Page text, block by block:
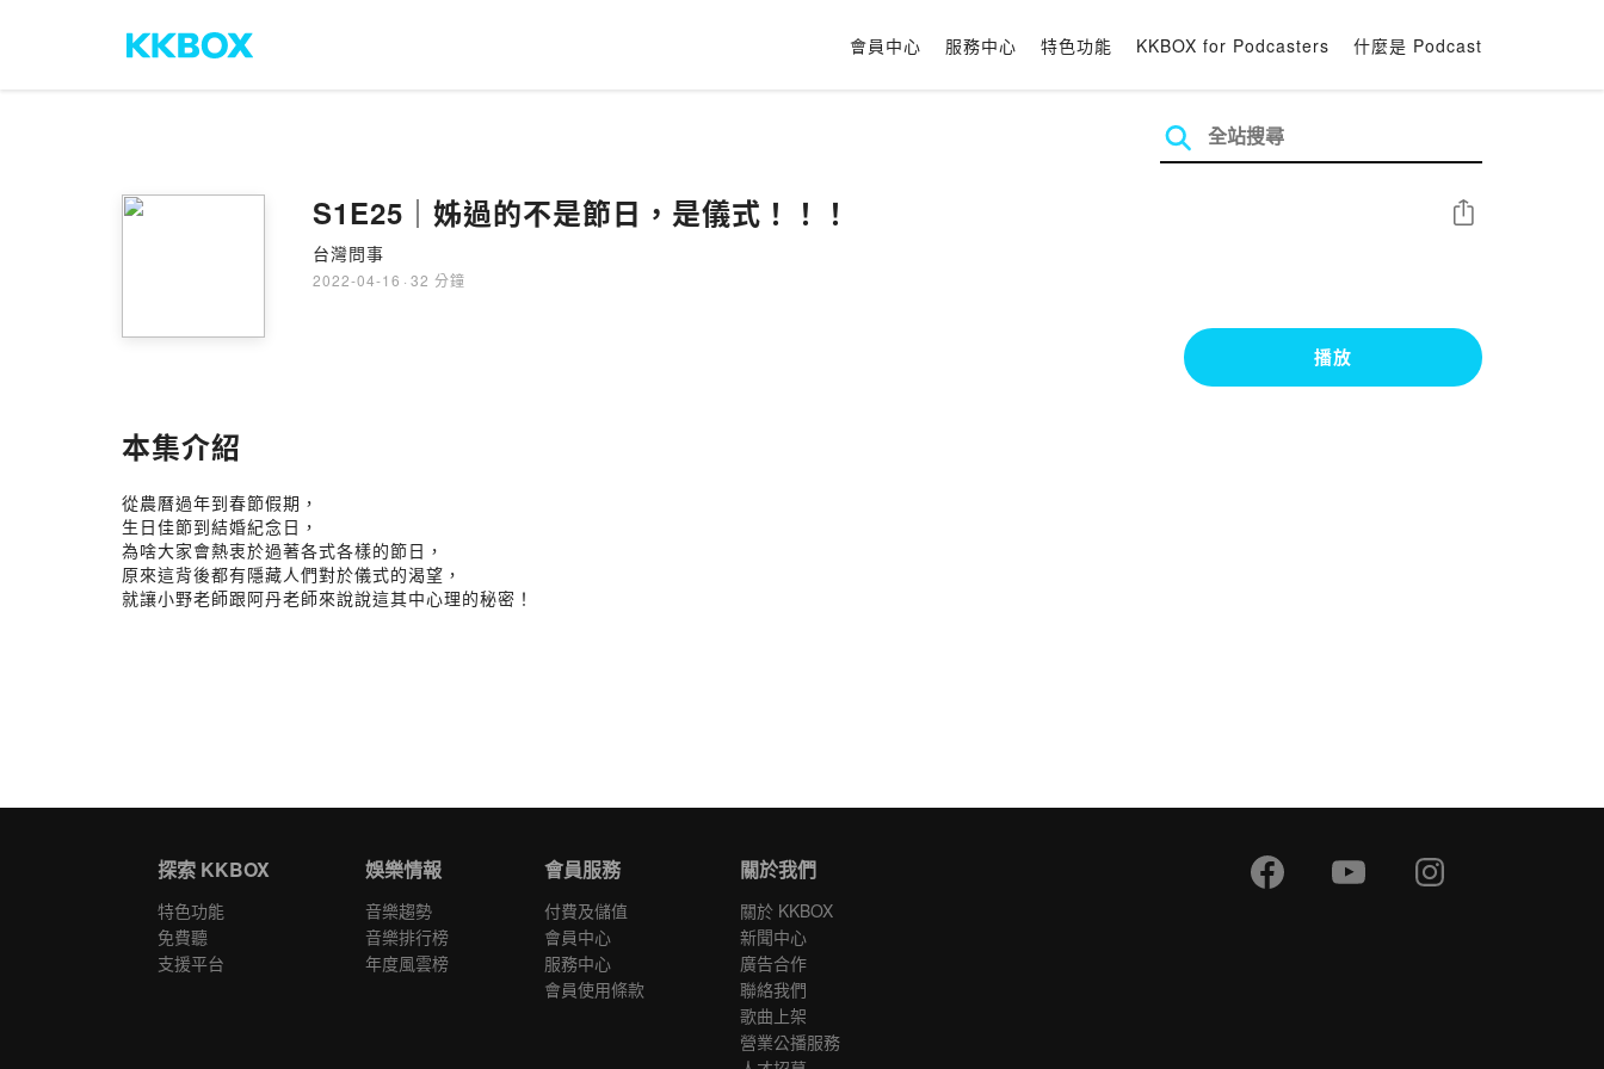
會員中心 服務中心 特色功能 KKBOX for Podcasters 什麼是 Podcast
S1E25｜姊過的不是節日，是儀式！！！
台灣問事
2022-04-16 · 32 分鐘
分享
播放
本集介紹
從農曆過年到春節假期，
生日佳節到結婚紀念日，
為啥大家會熱衷於過著各式各樣的節日，
原來這背後都有隱藏人們對於儀式的渴望，
就讓小野老師跟阿丹老師來說說這其中心理的秘密！
探索 KKBOX
特色功能
免費聽
支援平台
娛樂情報
音樂趨勢
音樂排行榜
年度風雲榜
會員服務
付費及儲值
會員中心
服務中心
會員使用條款
關於我們
關於 KKBOX
新聞中心
廣告合作
聯絡我們
歌曲上架
營業公播服務